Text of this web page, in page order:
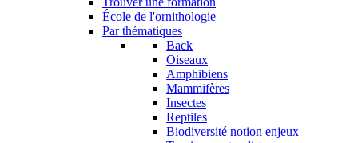
École de l'ornithologie
Par thématiques
Back
Oiseaux
Amphibiens
Mammifères
Insectes
Reptiles
Biodiversité notion enjeux